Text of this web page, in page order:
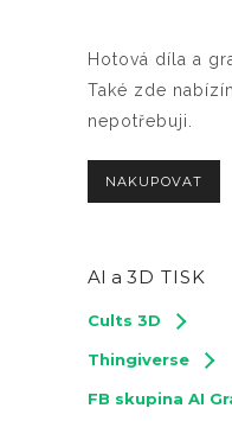
Hotová díla a
Také zde
nepotřebuji.
NAKUPOVAT
AI a 3D TISK
Cults 3D
Thingiverse
FB skupina AI